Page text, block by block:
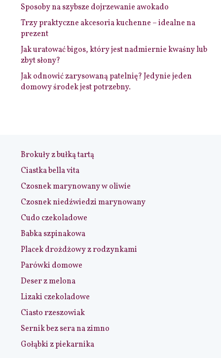
Sposoby na szybsze dojrzewanie awokado
Trzy praktyczne akcesoria kuchenne – idealne na
prezent
Jak uratować bigos, który jest nadmiernie kwaśny lub
zbyt słony?
Jak odnowić zarysowaną patelnię? Jedynie jeden
domowy środek jest potrzebny.
Brokuły z bułką tartą
Ciastka bella vita
Czosnek marynowany w oliwie
Czosnek niedźwiedzi marynowany
Cudo czekoladowe
Babka szpinakowa
Placek drożdżowy z rodzynkami
Parówki domowe
Deser z melona
Lizaki czekoladowe
Ciasto rzeszowiak
Sernik bez sera na zimno
Gołąbki z piekarnika